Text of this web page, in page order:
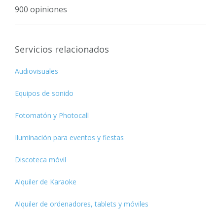
900 opiniones
Servicios relacionados
Audiovisuales
Equipos de sonido
Fotomatón y Photocall
Iluminación para eventos y fiestas
Discoteca móvil
Alquiler de Karaoke
Alquiler de ordenadores, tablets y móviles